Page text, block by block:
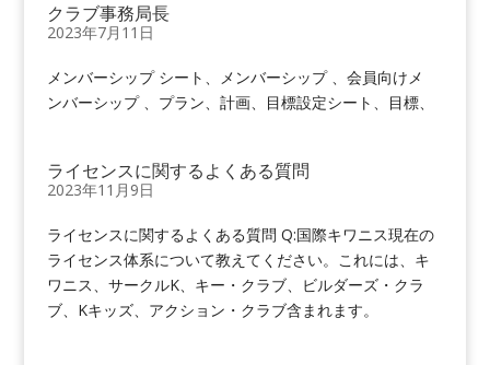
クラブ事務局長
2023年7月11日
メンバーシップ シート、メンバーシップ 、会員向けメ
ンバーシップ 、プラン、計画、目標設定シート、目標、
ライセンスに関するよくある質問
2023年11月9日
ライセンスに関するよくある質問 Q:国際キワニス現在の
ライセンス体系について教えてください。これには、キ
ワニス、サークルK、キー・クラブ、ビルダーズ・クラ
ブ、Kキッズ、アクション・クラブ含まれます。